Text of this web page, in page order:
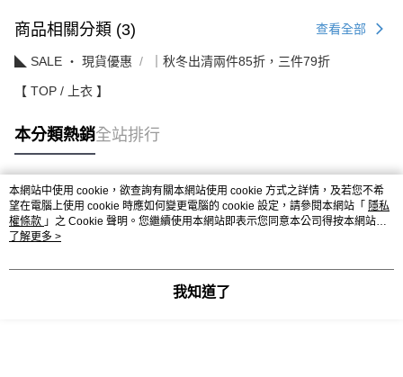
商品相關分類 (3) 查看全部
◣ SALE ‧ 現貨優惠 ｜秋冬出清兩件85折，三件79折
【 TOP / 上衣 】
本分類熱銷全站排行
熱門標籤
本網站中使用 cookie，欲查詢有關本網站使用 cookie 方式之詳情，及若您不希
望在電腦上使用 cookie 時應如何變更電腦的 cookie 設定，請參閱本網站「 隱私
權條款 」之 Cookie 聲明。您繼續使用本網站即表示您同意本公司得按本網站使
用條款之 Cookie 聲明使用 cookie。
了解更多 >
我知道了